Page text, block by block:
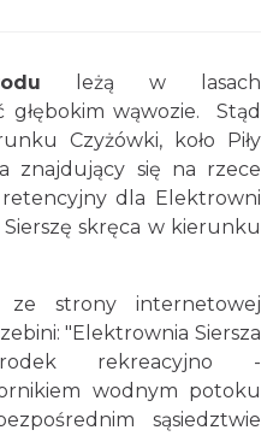
leżą w lasach
głębokim wąwozie. Stąd
Czyżówki, koło Piły
znajdujący się na rzece
dla Elektrowni
skręca w kierunku
strony internetowej
"Elektrownia Siersza
rekreacyjno -
wodnym potoku
sąsiedztwie